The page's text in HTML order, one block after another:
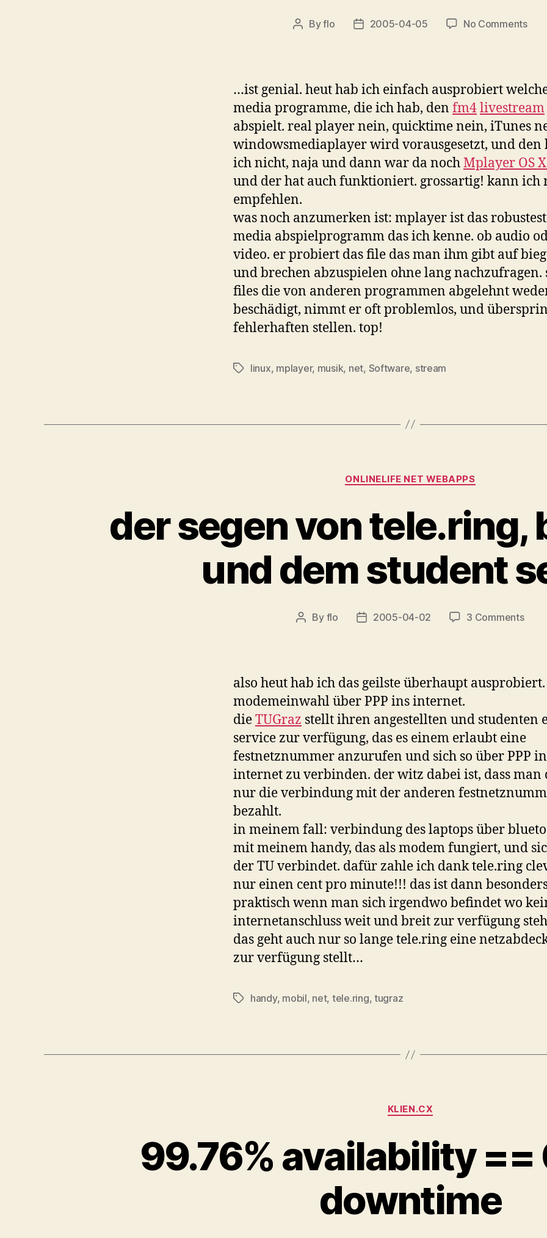
PostByflo
Post2005-04-05 No Commentson
…ist genial. heut hab ich einfach ausprobiert
media programme, die ich hab, den fm4livestream
abspielt. real player nein, quicktime nein, iTunes
windowsmediaplayer wird vorausgesetzt, und den
ich nicht, naja und dann war da nochMplayer OS
und der hat auch funktioniert. grossartig! kann ich
empfehlen.
was noch anzumerken ist: mplayer ist das
media abspielprogramm das ich kenne. ob audio
video. er probiert das file das man ihm gibt auf
und brechen abzuspielen ohne lang nachzufragen.
files die von anderen programmen abgelehnt
beschädigt, nimmt er oft problemlos, und
fehlerhaften stellen. top!
Tagslinux, mplayer, musik, net, Software, stream
Categories
ONLINELIFE NET WEBAPPS
der segen von tele.ring,
und dem student
Post
By flo
Post2005-04-02 3 Commentson
dem
sein…
also heut hab ich das geilste überhaupt ausprobiert.
modemeinwahl über PPP ins internet.
dieTUGraz stellt ihren angestellten und studenten
service zur verfügung, das es einem erlaubt eine
festnetznummer anzurufen und sich so über PPP
internet zu verbinden. der witz dabei ist, dass man
nur die verbindung mit der anderen
bezahlt.
in meinem fall: verbindung des laptops über
mit meinem handy, das als modem fungiert, und
der TU verbindet. dafür zahle ich dank tele.ring
nur einen cent pro minute!!! das ist dann
praktisch wenn man sich irgendwo befindet wo
internetanschluss weit und breit zur verfügung
das geht auch nur so lange tele.ring eine
zur verfügung stellt…
Tagshandy, mobil, net, tele.ring, tugraz
Categories
KLIEN.CX
99.76% availability ==
downtime